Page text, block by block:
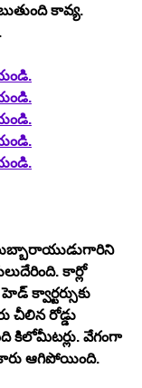
కావ్య.
సుబ్బారాయుడుగారిని
కార్లో
క్వార్టర్సుకు
చీలిన రోడ్డు
కిలోమీటర్లు. వేగంగా
కారు ఆగిపోయింది.